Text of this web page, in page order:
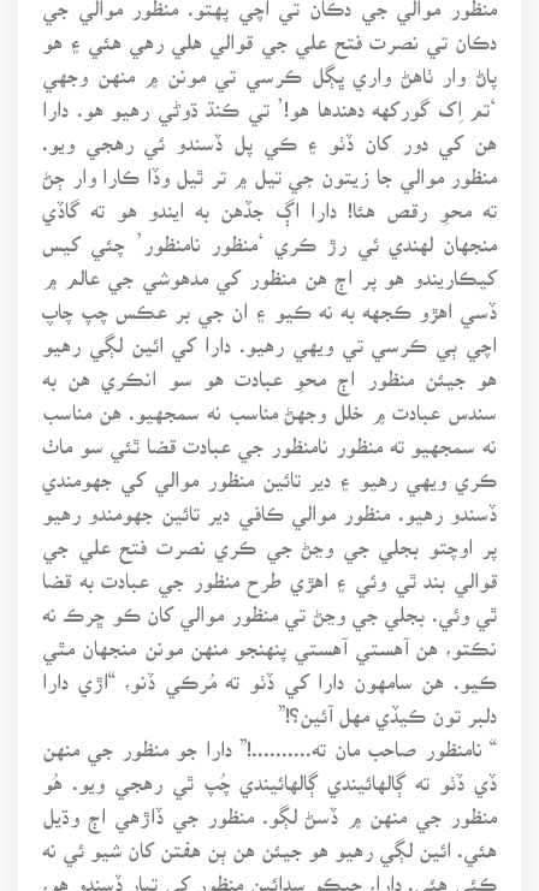
دڪان تي نصرت فتح علي جي قوالي هلي رهي هئي ۽ هو
پاڻ وار ٺاهڻ واري ڀڳل ڪرسي تي مونن ۾ منهن وجهي
‘تم اِک گورکهه دهندها هو!’ تي ڪنڌ ڌوڻي رهيو هو. دارا
هن کي دور کان ڏٺو ۽ ڪي پل ڏسندو ئي رهجي ويو.
منظور موالي جا زيتون جي تيل ۾ تر ٿيل وڏا ڪارا وار ڄڻ
ته محوِ رقص هئا! دارا اڳ جڏهن به ايندو هو ته گاڏي
منجهان لهندي ئي رڙ ڪري ‘منظور نامنظور’ چئي کيس
کيڪاريندو هو پر اڄ هن منظور کي مدهوشي جي عالم ۾
ڏسي اهڙو ڪجهه به نه ڪيو ۽ ان جي بر عڪس چپ چاپ
اچي ٻي ڪرسي تي ويهي رهيو. دارا کي ائين لڳي رهيو
هو جيئن منظور اڄ محوِ عبادت هو سو انڪري هن به
سندس عبادت ۾ خلل وجهڻ مناسب نه سمجهيو. هن مناسب
نه سمجهيو ته منظور نامنظور جي عبادت قضا ٿئي سو ماٺ
ڪري ويهي رهيو ۽ دير تائين منظور موالي کي جهومندي
ڏسندو رهيو. منظور موالي ڪافي دير تائين جهومندو رهيو
پر اوچتو بجلي جي وڃڻ جي ڪري نصرت فتح علي جي
قوالي بند ٿي وئي ۽ اهڙي طرح منظور جي عبادت به قضا
ٿي وئي. بجلي جي وڃڻ تي منظور موالي کان ڪو ڇرڪ نه
نڪتو، هن آهستي آهستي پنهنجو منهن مونن منجهان مٿي
ڪيو. هن سامهون دارا کي ڏٺو ته مُرڪي ڏنو، “اڙي دارا
دلبر تون ڪيڏي مهل آئين؟!”
“ نامنظور صاحب مان ته..........!” دارا جو منظور جي منهن
ڏي ڏٺو ته ڳالهائيندي ڳالهائيندي چُپ ٿي رهجي ويو. هُو
منظور جي منهن ۾ ڏسڻ لڳو. منظور جي ڏاڙهي اڄ وڌيل
هئي. ائين لڳي رهيو هو جيئن هن ٻن هفتن کان شيو ئي نه
ڪئي هئي. دارا، جيڪو سدائين منظور کي تيار ڏسندو هو،